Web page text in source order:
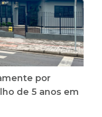
por
de 5 anos em